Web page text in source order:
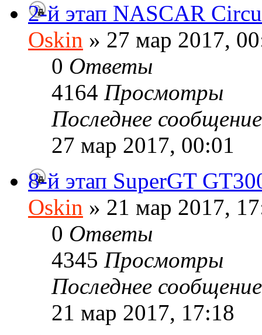
2-й этап NASCAR
Oskin » 27 мар 2017,
0 Ответы
4164 Просмотры
Последнее
27 мар 2017, 00:01
8-й этап SuperGT
Oskin » 21 мар 2017,
0 Ответы
4345 Просмотры
Последнее
21 мар 2017, 17:18